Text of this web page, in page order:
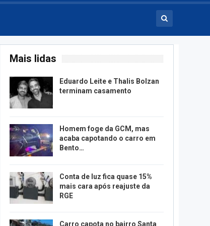
Mais lidas
Eduardo Leite e Thalis Bolzan
terminam casamento
Homem foge da GCM, mas
acaba capotando o carro em
Bento…
Conta de luz fica quase 15%
mais cara após reajuste da
RGE
Carro capota no bairro Santa